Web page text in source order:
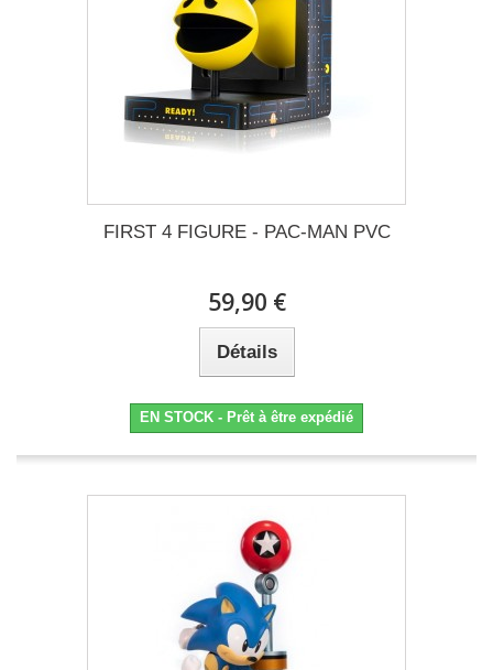
FIRST 4 FIGURE - PAC-MAN PVC
59,90 €
Détails
EN STOCK - Prêt à être expédié